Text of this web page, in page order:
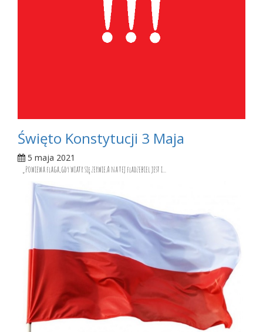
Święto Konstytucji 3 Maja
5 maja 2021
„Powiewa flaga,gdy wiatr się zerwie.A na tej fladzebiel jest i...